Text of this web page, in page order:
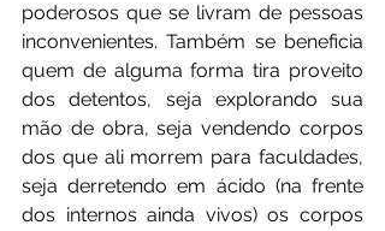
poderosos que se livram de pessoas
inconvenientes. Também se beneficia
quem de alguma forma tira proveito
dos detentos, seja explorando sua
mão de obra, seja vendendo corpos
dos que ali morrem para faculdades,
seja derretendo em ácido (na frente
dos internos ainda vivos) os corpos